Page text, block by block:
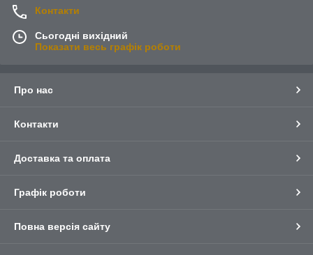
Контакти
Сьогодні вихідний
Показати весь графік роботи
Про нас
Контакти
Доставка та оплата
Графік роботи
Повна версія сайту